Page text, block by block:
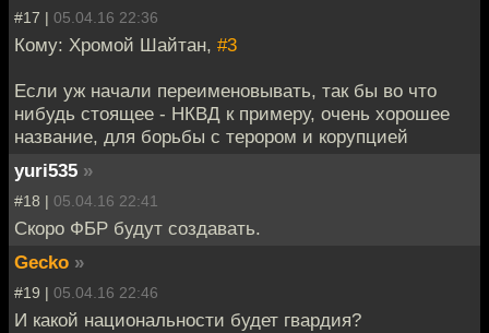
#17 | 05.04.16 22:36
Кому: Хромой Шайтан, #3
Если уж начали переименовывать, так бы во что
нибудь стоящее - НКВД к примеру, очень хорошее
название, для борьбы с терором и корупцией
yuri535 »
#18 | 05.04.16 22:41
Скоро ФБР будут создавать.
Gecko »
#19 | 05.04.16 22:46
И какой национальности будет гвардия?